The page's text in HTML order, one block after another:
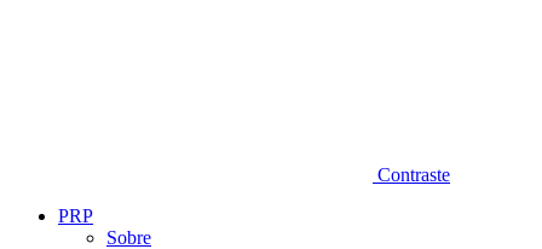
Contraste
PRP
Sobre